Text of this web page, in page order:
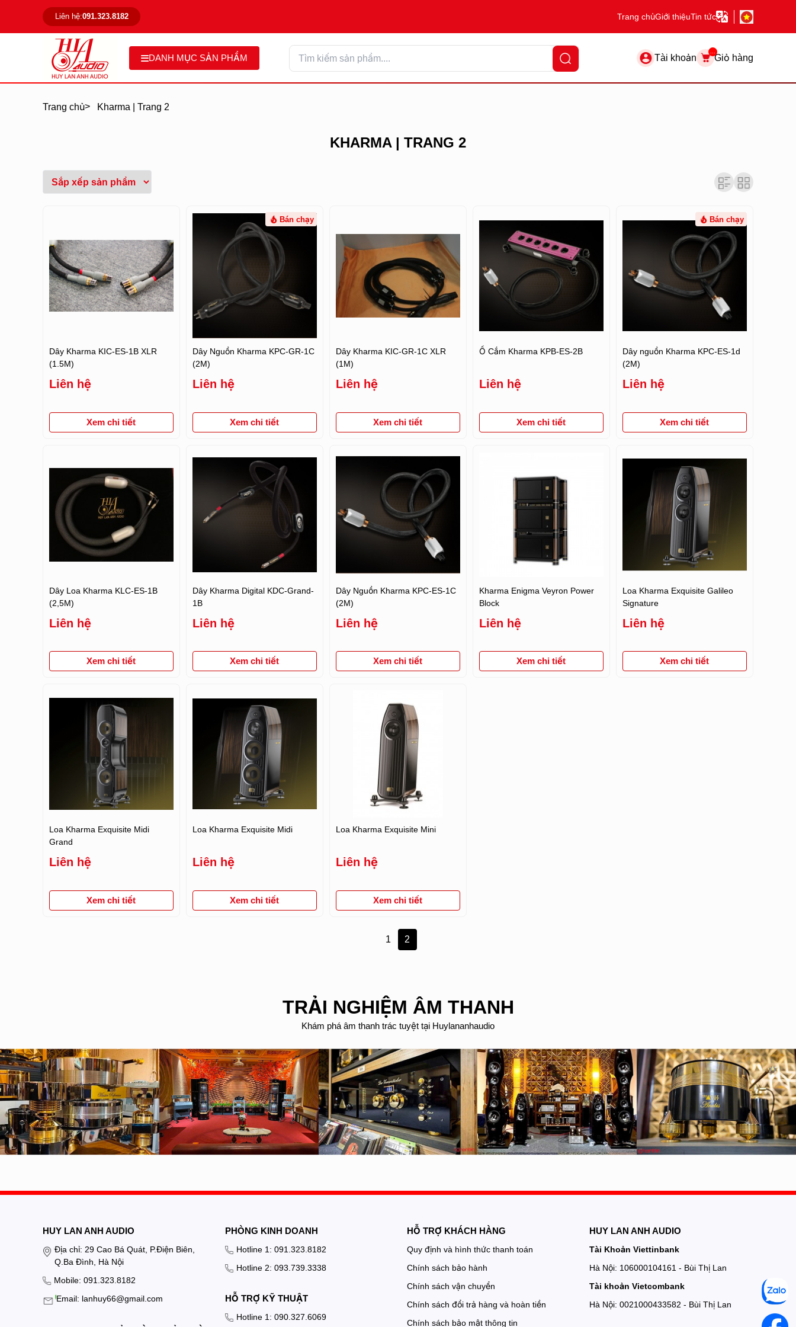
Liên hệ:091.323.8182 Trang chủGiới thiệuTin tức
DANH MỤC SẢN PHẨM Tài khoản
...
Giỏ hàng
Trang chủ> Kharma | Trang 2
KHARMA | TRANG 2
Dây Kharma KIC-ES-1B XLR
(1.5M)
Liên hệ
Xem chi tiết
Bán chạy
Dây Nguồn Kharma KPC-GR-1C
(2M)
Liên hệ
Xem chi tiết
Dây Kharma KIC-GR-1C XLR
(1M)
Liên hệ
Xem chi tiết
Ổ Cắm Kharma KPB-ES-2B
Liên hệ
Xem chi tiết
Bán chạy
Dây nguồn Kharma KPC-ES-1d
(2M)
Liên hệ
Xem chi tiết
Dây Loa Kharma KLC-ES-1B
(2,5M)
Liên hệ
Xem chi tiết
Dây Kharma Digital KDC-Grand-
1B
Liên hệ
Xem chi tiết
Dây Nguồn Kharma KPC-ES-1C
(2M)
Liên hệ
Xem chi tiết
Kharma Enigma Veyron Power
Block
Liên hệ
Xem chi tiết
Loa Kharma Exquisite Galileo
Signature
Liên hệ
Xem chi tiết
Loa Kharma Exquisite Midi
Grand
Liên hệ
Xem chi tiết
Loa Kharma Exquisite Midi
Liên hệ
Xem chi tiết
Loa Kharma Exquisite Mini
Liên hệ
Xem chi tiết
1 2
TRẢI NGHIỆM ÂM THANH
Khám phá âm thanh trác tuyệt tại Huylananhaudio
HUY LAN ANH AUDIO
Địa chỉ: 29 Cao Bá Quát, P.Điện Biên,
Q.Ba Đình, Hà Nội
Mobile: 091.323.8182
Email: lanhuy66@gmail.com
PHÒNG KINH DOANH
Hotline 1: 091.323.8182
Hotline 2: 093.739.3338
HỖ TRỢ KỸ THUẬT
Hotline 1: 090.327.6069
HỖ TRỢ KHÁCH HÀNG
Quy định và hình thức thanh toán
Chính sách bảo hành
Chính sách vận chuyển
Chính sách đổi trả hàng và hoàn tiền
Chính sách bảo mật thông tin
HUY LAN ANH AUDIO
Tài Khoản Viettinbank
Hà Nội: 106000104161 - Bùi Thị Lan
Tài khoản Vietcombank
Hà Nội: 0021000433582 - Bùi Thị Lan